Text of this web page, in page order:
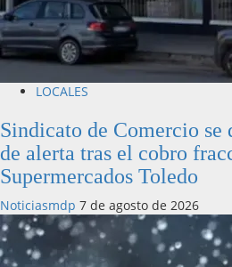
LOCALES
Sindicato de Comercio se
de alerta tras el cobro
Supermercados Toledo
Noticiasmdp 7 de agosto de 2026